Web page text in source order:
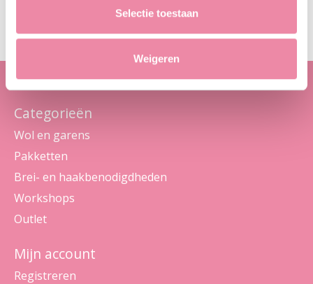
Selectie toestaan
Weigeren
Maak je geen zorgen, we sturen geen spam
Categorieën
Wol en garens
Pakketten
Brei- en haakbenodigdheden
Workshops
Outlet
Mijn account
Registreren